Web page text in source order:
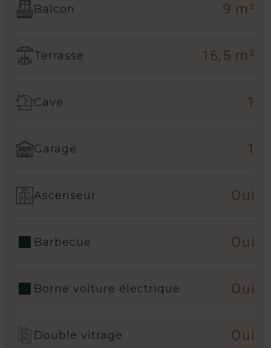
Balcon 9 m²
Terrasse 16,5 m²
Cave 1
Garage 1
Ascenseur Oui
Barbecue Oui
Borne voiture électrique Oui
Double vitrage Oui